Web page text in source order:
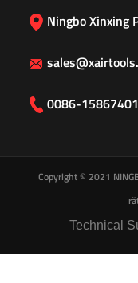
Ningbo Xinxing
0086-
Copyright © 2021
Technical